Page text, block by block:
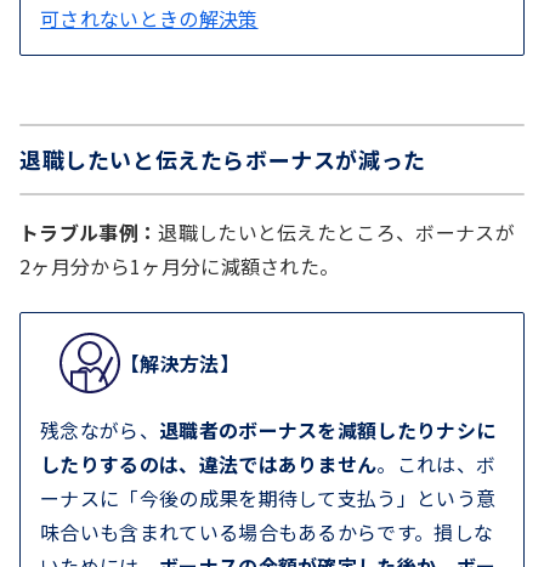
可されないときの解決策
退職したいと伝えたらボーナスが減った
トラブル事例：退職したいと伝えたところ、ボーナスが
2ヶ月分から1ヶ月分に減額された。
【解決方法】
残念ながら、 退職者のボーナスを減額したりナシに
したりするのは、違法ではありません。これは、ボ
ーナスに「今後の成果を期待して支払う」という意
味合いも含まれている場合もあるからです。損しな